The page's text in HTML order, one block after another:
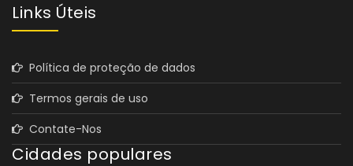
Links Úteis
Política de proteção de dados
Termos gerais de uso
Contate-Nos
Cidades populares